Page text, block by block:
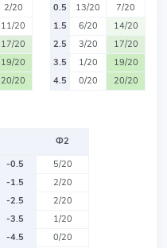
2/20
11/20
17/20
19/20
20/20
0.5
13/20
7/20
1.5
6/20
14/20
2.5
3/20
17/20
3.5
1/20
19/20
4.5
0/20 20/20
Ф2
-0.5
5/20
-1.5
2/20
-2.5
2/20
-3.5
1/20
-4.5
0/20